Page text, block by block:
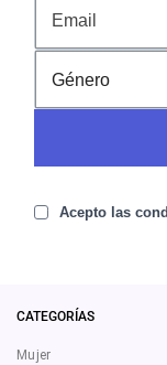
Acepto las
CATEGORÍAS
Mujer